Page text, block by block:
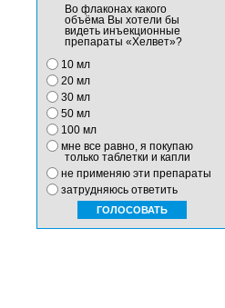
Во флаконах какого
объёма Вы хотели бы
видеть инъекционные
препараты «Хелвет»?
10 мл
20 мл
30 мл
50 мл
100 мл
мне все равно, я покупаю
только таблетки и капли
не применяю эти препараты
затрудняюсь ответить